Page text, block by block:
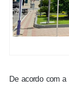
TV LPB
FOTOS
De acordo com a